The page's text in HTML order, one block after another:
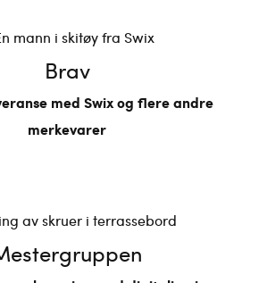
Brav
med Swix og flere andre
merkevarer